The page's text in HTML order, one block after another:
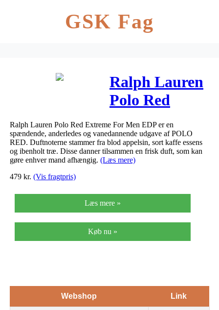
GSK Fag
Ralph Lauren
Polo Red
Extreme For
Men EDP 75
ml
Ralph Lauren Polo Red Extreme For Men EDP er en
spændende, anderledes og vanedannende udgave af POLO
RED. Duftnoterne stammer fra blod appelsin, sort kaffe essens
og ibenholt træ. Disse danner tilsammen en frisk duft, som kan
gøre enhver mand afhængig. (Læs mere)
479 kr. (Vis fragtpris)
Læs mere »
Køb nu »
Webshop Link